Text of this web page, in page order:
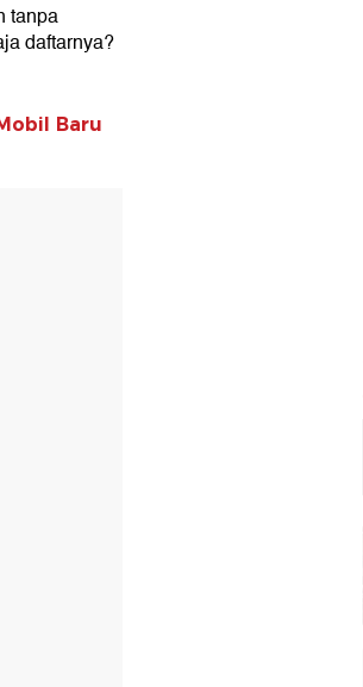
tanpa
daftarnya?
Baru